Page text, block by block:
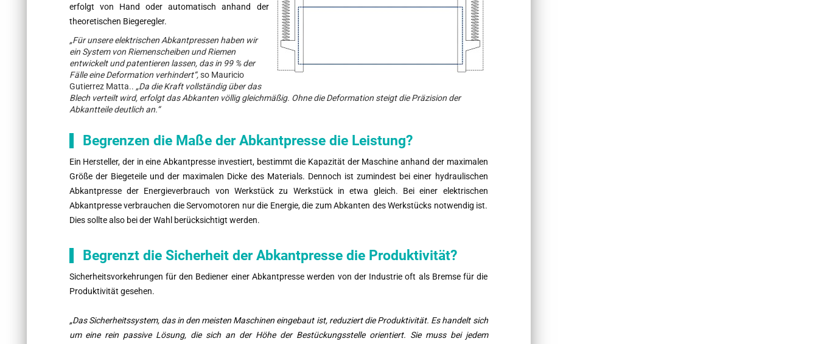
erfolgt von Hand oder automatisch anhand der
theoretischen Biegeregler.
„Für unsere elektrischen Abkantpressen haben wir
ein System von Riemenscheiben und Riemen
entwickelt und patentieren lassen, das in 99 % der
Fälle eine Deformation verhindert“,so Mauricio
Gutierrez Matta.. „Da die Kraft vollständig über das
Blech verteilt wird, erfolgt das Abkanten völlig gleichmäßig. Ohne die Deformation steigt die Präzision der
Abkantteile deutlich an.“
Begrenzen die Maße der Abkantpresse die Leistung?
Ein Hersteller, der in eine Abkantpresse investiert, bestimmt die Kapazität der Maschine anhand der maximalen
Größe der Biegeteile und der maximalen Dicke des Materials. Dennoch ist zumindest bei einer hydraulischen
Abkantpresse der Energieverbrauch von Werkstück zu Werkstück in etwa gleich. Bei einer elektrischen
Abkantpresse verbrauchen die Servomotoren nur die Energie, die zum Abkanten des Werkstücks notwendig ist.
Dies sollte also bei der Wahl berücksichtigt werden.
Begrenzt die Sicherheit der Abkantpresse die Produktivität?
Sicherheitsvorkehrungen für den Bediener einer Abkantpresse werden von der Industrie oft als Bremse für die
Produktivität gesehen.
„Das Sicherheitssystem, das in den meisten Maschinen eingebaut ist, reduziert die Produktivität. Es handelt sich
um eine rein passive Lösung, die sich an der Höhe der Bestückungsstelle orientiert. Sie muss bei jedem